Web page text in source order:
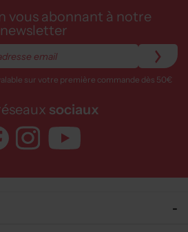
vous abonnant à notre
newsletter
sur votre première commande dès 50€
sociaux